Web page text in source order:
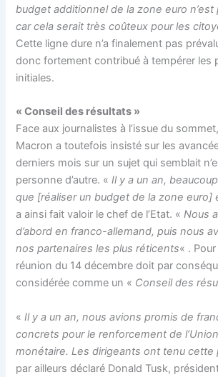
budget additionnel de la zone euro n’est
car cela serait très coûteux pour les
Cette ligne dure n’a finalement pas
donc fortement contribué à tempérer les
initiales.
« Conseil des résultats »
Face aux journalistes à l’issue du
Macron a toutefois insisté sur les
derniers mois sur un sujet qui semblait
personne d’autre. «Il y a un an,
que [réaliser un budget de la zone euro]
a ainsi fait valoir le chef de l’Etat. «Nous
d’abord en franco-allemand, puis nous
nos partenaires les plus réticents« .
réunion du 14 décembre doit par
considérée comme un « Conseil des
«Il y a un an, nous avions promis de
concrets pour le renforcement de
monétaire. Les dirigeants ont tenu cette
par ailleurs déclaré Donald Tusk,